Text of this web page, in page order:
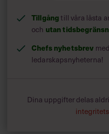
Tillgångtill våra låsta
och utan
Chefs nyhetsbrev
ledarskapsnyheterna!
Dina uppgifter delas